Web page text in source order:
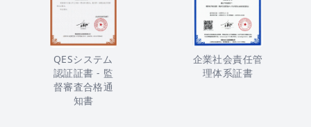
QESシステム
認証証書 - 監
督審査合格通
知書
企業社会責任管
理体系証書